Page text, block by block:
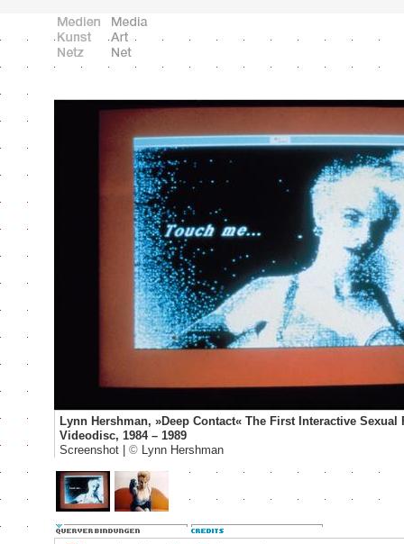
Lynn Hershman, »Deep Contact« The First Interactive Sexual
Videodisc, 1984 – 1989
Screenshot | © Lynn Hershman